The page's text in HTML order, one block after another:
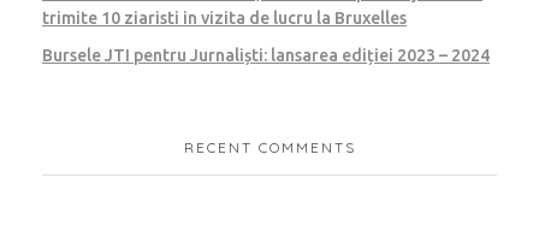
trimite 10 ziaristi in vizita de lucru la Bruxelles
Bursele JTI pentru Jurnaliști: lansarea ediției 2023 – 2024
RECENT COMMENTS